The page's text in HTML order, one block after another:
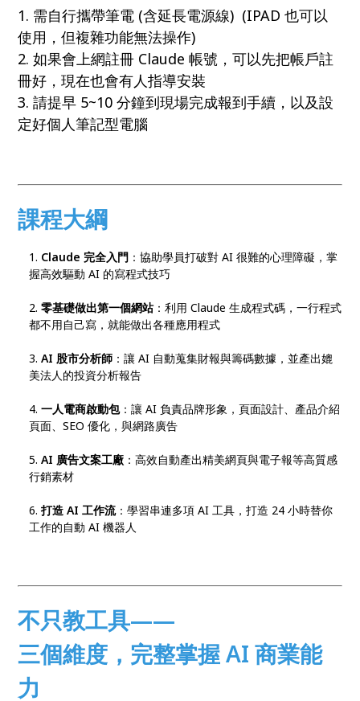
1. 需自行攜帶筆電 (含延長電源線) (IPAD 也可以
使用，但複雜功能無法操作)
2. 如果會上網註冊 Claude 帳號，可以先把帳戶註
冊好，現在也會有人指導安裝
3. 請提早 5~10 分鐘到現場完成報到手續，以及設
定好個人筆記型電腦
課程大綱
Claude 完全入門 ：協助學員打破對 AI 很難的心理障礙，掌
握高效驅動 AI 的寫程式技巧
零基礎做出第一個網站：利用 Claude 生成程式碼，一行程式
都不用自己寫，就能做出各種應用程式
AI 股市分析師 ：讓 AI 自動蒐集財報與籌碼數據，並產出媲
美法人的投資分析報告
一人電商啟動包：讓 AI 負責品牌形象，頁面設計、產品介紹
頁面、SEO 優化，與網路廣告
AI 廣告文案工廠 ：高效自動產出精美網頁與電子報等高質感
行銷素材
打造 AI 工作流：學習串連多項 AI 工具，打造 24 小時替你
工作的自動 AI 機器人
不只教工具——
三個維度，完整掌握 AI 商業能
力